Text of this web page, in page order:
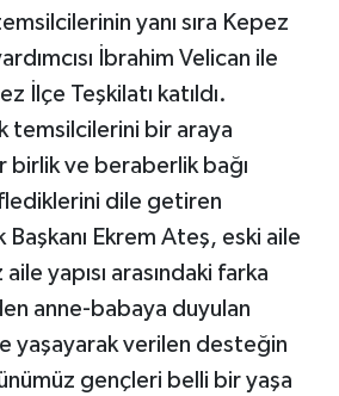
yanı sıra Kepez
İbrahim Velican ile
İlçe Teşkilatı katıldı.
temsilcilerini bir araya
ve beraberlik bağı
dile getiren
Başkanı Ekrem Ateş, eski aile
yapısı arasındaki farka
anne-babaya duyulan
yaşayarak verilen desteğin
gençleri belli bir yaşa